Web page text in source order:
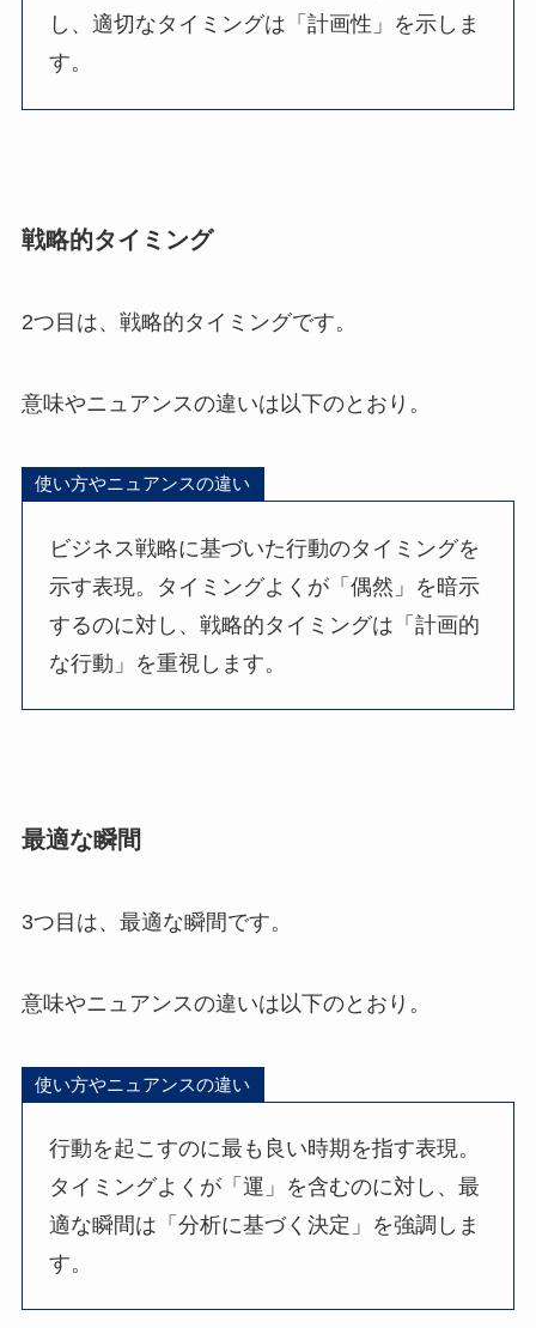
し、適切なタイミングは「計画性」を示しま
す。
戦略的タイミング
2つ目は、戦略的タイミングです。
意味やニュアンスの違いは以下のとおり。
使い方やニュアンスの違い
ビジネス戦略に基づいた行動のタイミングを
示す表現。タイミングよくが「偶然」を暗示
するのに対し、戦略的タイミングは「計画的
な行動」を重視します。
最適な瞬間
3つ目は、最適な瞬間です。
意味やニュアンスの違いは以下のとおり。
使い方やニュアンスの違い
行動を起こすのに最も良い時期を指す表現。
タイミングよくが「運」を含むのに対し、最
適な瞬間は「分析に基づく決定」を強調しま
す。